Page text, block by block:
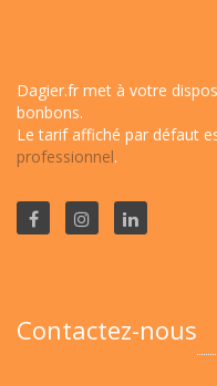
Dagier.fr met à votre
bonbons.
Le tarif affiché par défaut
professionnel.
Contactez-nous